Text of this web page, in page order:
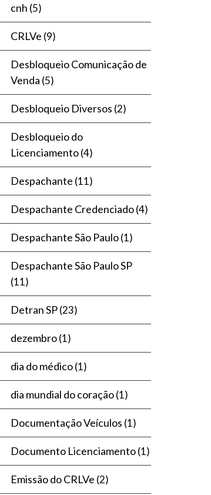
cnh (5)
CRLVe (9)
Desbloqueio Comunicação de
Venda (5)
Desbloqueio Diversos (2)
Desbloqueio do
Licenciamento (4)
Despachante (11)
Despachante Credenciado (4)
Despachante São Paulo (1)
Despachante São Paulo SP
(11)
Detran SP (23)
dezembro (1)
dia do médico (1)
dia mundial do coração (1)
Documentação Veículos (1)
Documento Licenciamento (1)
Emissão do CRLVe (2)